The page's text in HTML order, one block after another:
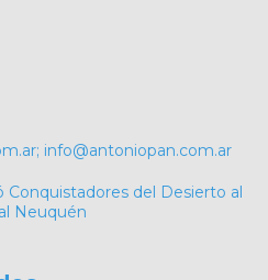
; info@antoniopan.com.ar
Conquistadores del Desierto al
Neuquén